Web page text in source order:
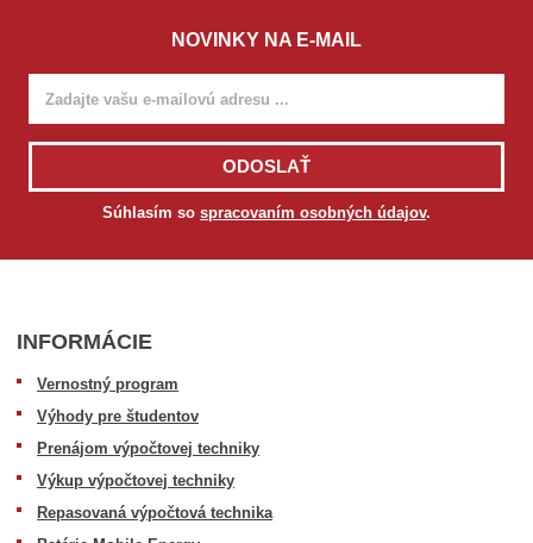
NOVINKY NA E-MAIL
ODOSLAŤ
Súhlasím so spracovaním osobných údajov.
INFORMÁCIE
Vernostný program
Výhody pre študentov
Prenájom výpočtovej techniky
Výkup výpočtovej techniky
Repasovaná výpočtová technika